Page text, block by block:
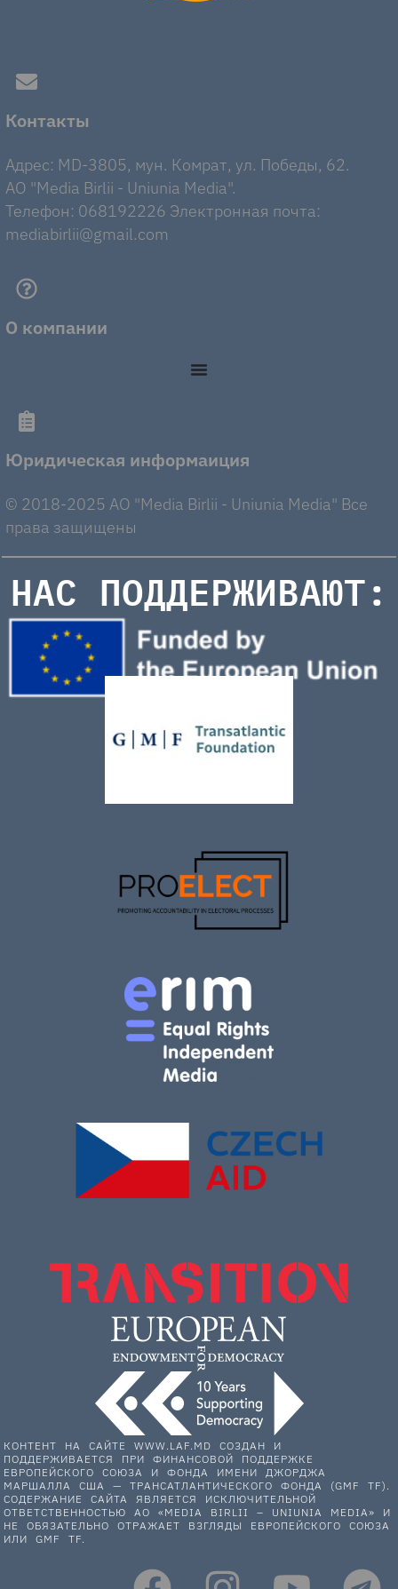
Контакты
Адрес: MD-3805, мун. Комрат, ул. Победы, 62.
AO "Media Birlii - Uniunia Media".
Телефон: 068192226 Электронная почта:
mediabirlii@gmail.com
О компании
Юридическая информаиция
© 2018-2025 AO "Media Birlii - Uniunia Media" Все
права защищены
НАС ПОДДЕРЖИВАЮТ:
КОНТЕНТ НА САЙТЕ WWW.LAF.MD СОЗДАН И
ПОДДЕРЖИВАЕТСЯ ПРИ ФИНАНСОВОЙ ПОДДЕРЖКЕ
ЕВРОПЕЙСКОГО СОЮЗА И ФОНДА ИМЕНИ ДЖОРДЖА
МАРШАЛЛА США — ТРАНСАТЛАНТИЧЕСКОГО ФОНДА (GMF TF).
СОДЕРЖАНИЕ САЙТА ЯВЛЯЕТСЯ ИСКЛЮЧИТЕЛЬНОЙ
ОТВЕТСТВЕННОСТЬЮ АО «MEDIA BIRLII – UNIUNIA MEDIA» И
НЕ ОБЯЗАТЕЛЬНО ОТРАЖАЕТ ВЗГЛЯДЫ ЕВРОПЕЙСКОГО СОЮЗА
ИЛИ GMF TF.